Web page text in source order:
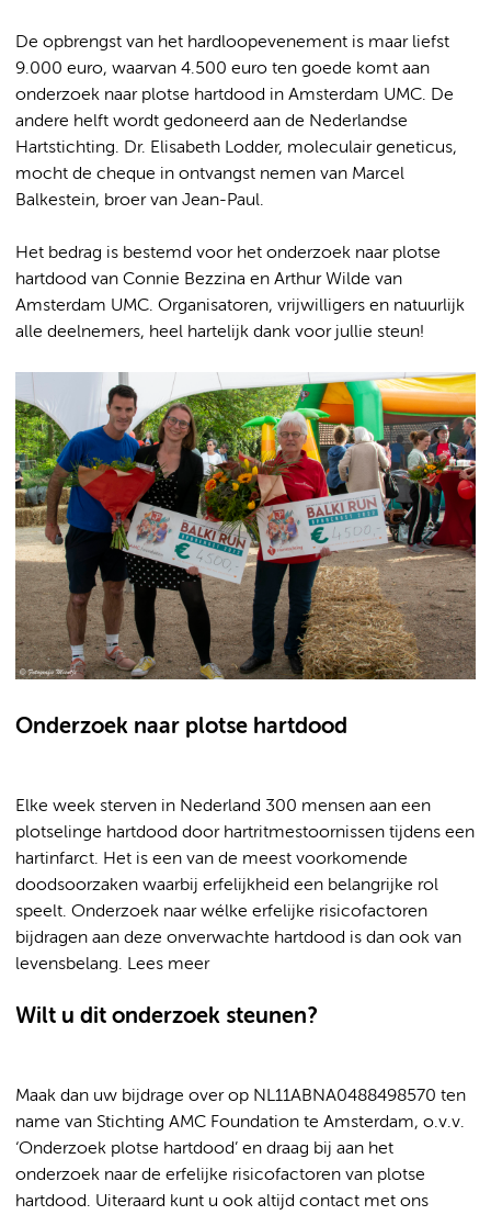
De opbrengst van het hardloopevenement is maar liefst
9.000 euro, waarvan 4.500 euro ten goede komt aan
onderzoek naar plotse hartdood in Amsterdam UMC. De
andere helft wordt gedoneerd aan de Nederlandse
Hartstichting. Dr. Elisabeth Lodder, moleculair geneticus,
mocht de cheque in ontvangst nemen van Marcel
Balkestein, broer van Jean-Paul.
Het bedrag is bestemd voor het onderzoek naar plotse
hartdood van Connie Bezzina en Arthur Wilde van
Amsterdam UMC. Organisatoren, vrijwilligers en natuurlijk
alle deelnemers, heel hartelijk dank voor jullie steun!
Onderzoek naar plotse hartdood
Elke week sterven in Nederland 300 mensen aan een
plotselinge hartdood door hartritmestoornissen tijdens een
hartinfarct. Het is een van de meest voorkomende
doodsoorzaken waarbij erfelijkheid een belangrijke rol
speelt. Onderzoek naar wélke erfelijke risicofactoren
bijdragen aan deze onverwachte hartdood is dan ook van
levensbelang. Lees meer
Wilt u dit onderzoek steunen?
Maak dan uw bijdrage over op NL11ABNA0488498570 ten
name van Stichting AMC Foundation te Amsterdam, o.v.v.
‘Onderzoek plotse hartdood’ en draag bij aan het
onderzoek naar de erfelijke risicofactoren van plotse
hartdood. Uiteraard kunt u ook altijd contact met ons